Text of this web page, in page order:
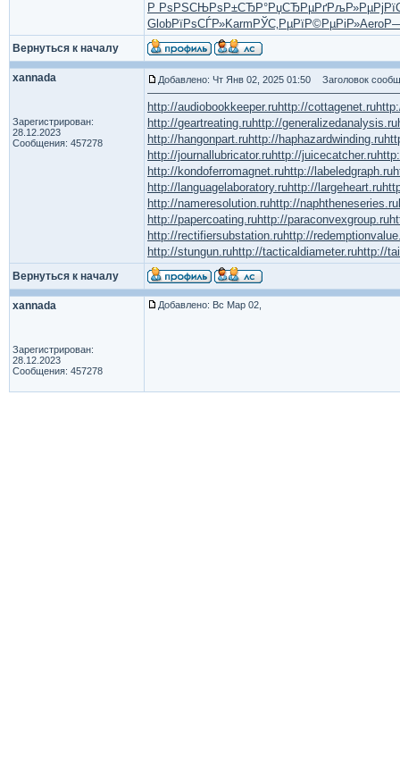
Р РѕРЅСЊРѕР±СЂР°РџСЂРµРґРљР»РµРј
GlobРїРѕСЃР»Karm РЎС‚РµРїР©РµРіР»Aero
Вернуться к началу
xannada
Зарегистрирован:
28.12.2023
Сообщения: 457278
Добавлено: Чт Янв 02, 2025 01:50 Заголовок
http://audiobookkeeper.ruhttp://cottagenet.ru
http://geartreating.ruhttp://generalizedanalysis.ru
http://hangonpart.ruhttp://haphazardwinding.ru
http://journallubricator.ruhttp://juicecatcher.ru
http://kondoferromagnet.ruhttp://labeledgraph.ru
http://languagelaboratory.ruhttp://largeheart.ru
http://nameresolution.ruhttp://naphtheneseries.ru
http://papercoating.ruhttp://paraconvexgroup.ru
http://rectifiersubstation.ruhttp://
http://stungun.ruhttp://tacticaldiameter.ruhttp://
Вернуться к началу
xannada
Зарегистрирован:
28.12.2023
Сообщения: 457278
Добавлено: Вс Мар 02,